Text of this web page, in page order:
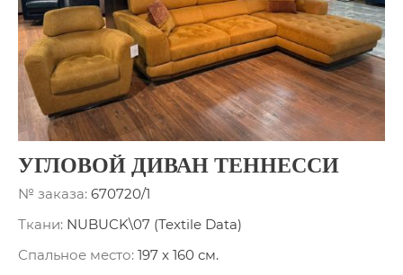
УГЛОВОЙ ДИВАН ТЕННЕССИ
№ заказа: 670720/1
Ткани: NUBUCK\07 (Textile Data)
Спальное место: 197 x 160 см.